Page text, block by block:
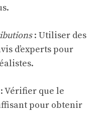
: Utiliser des
d’experts pour
Vérifier que le
pour obtenir